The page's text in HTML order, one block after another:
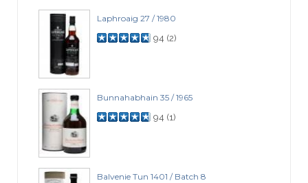
Laphroaig 27 / 1980
94 (2)
Bunnahabhain 35 / 1965
94 (1)
Balvenie Tun 1401 / Batch 8